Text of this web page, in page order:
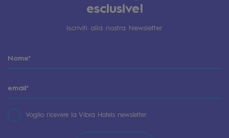
esclusive!
Iscriviti alla nostra Newsletter
Voglio ricevere la Vibra Hotels newsletter.